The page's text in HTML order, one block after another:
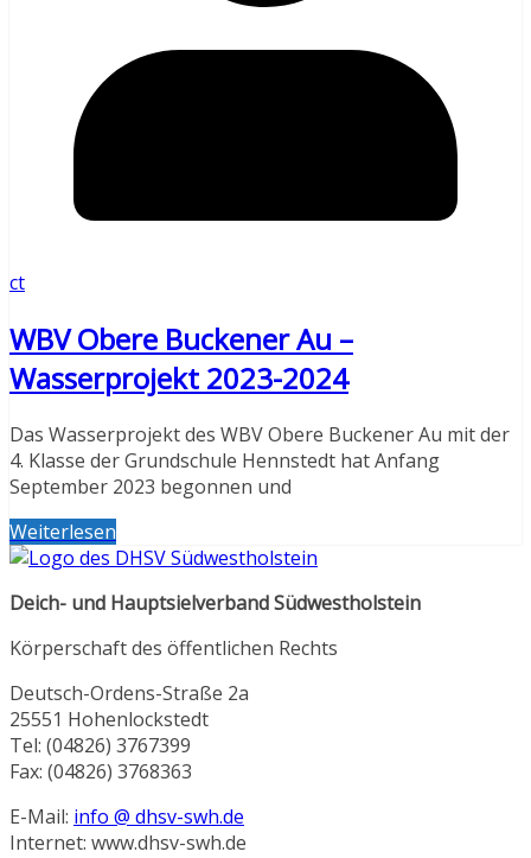
ct
WBV Obere Buckener Au –
Wasserprojekt 2023-2024
Das Wasserprojekt des WBV Obere Buckener Au mit der
4. Klasse der Grundschule Hennstedt hat Anfang
September 2023 begonnen und
Weiterlesen
Deich- und Hauptsielverband Südwestholstein
Körperschaft des öffentlichen Rechts
Deutsch-Ordens-Straße 2a
25551 Hohenlockstedt
Tel: (04826) 3767399
Fax: (04826) 3768363
E-Mail: info @ dhsv-swh.de
Internet: www.dhsv-swh.de